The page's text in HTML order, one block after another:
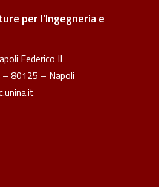
per l’Ingegneria e
Federico II
– 80125 – Napoli